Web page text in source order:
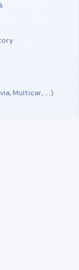
Multicar, ...)